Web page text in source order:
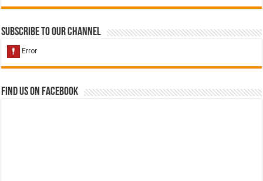
Subscribe to our Channel
Find us on Facebook